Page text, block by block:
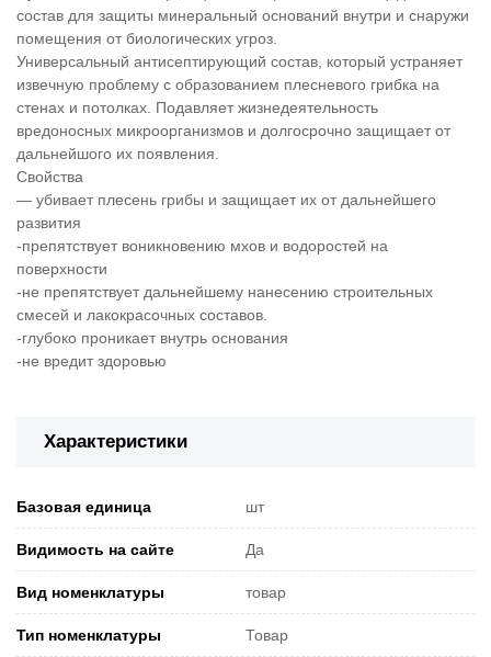
состав для защиты минеральный оснований внутри и снаружи
помещения от биологических угроз.
Универсальный антисептирующий состав, который устраняет
извечную проблему с образованием плесневого грибка на
стенах и потолках. Подавляет жизнедеятельность
вредоносных микроорганизмов и долгосрочно защищает от
дальнейшого их появления.
Свойства
— убивает плесень грибы и защищает их от дальнейшего
развития
-препятствует воникновению мхов и водоростей на
поверхности
-не препятствует дальнейшему нанесению строительных
смесей и лакокрасочных составов.
-глубоко проникает внутрь основания
-не вредит здоровью
Характеристики
Базовая единица шт
Видимость на сайте Да
Вид номенклатуры товар
Тип номенклатуры Товар